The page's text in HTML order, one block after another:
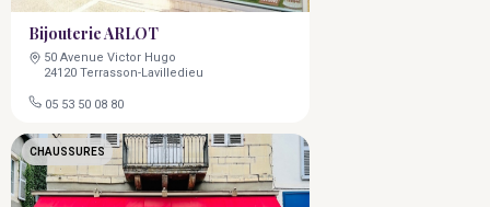
Bijouterie ARLOT
50 Avenue Victor Hugo
24120 Terrasson-Lavilledieu
05 53 50 08 80
CHAUSSURES